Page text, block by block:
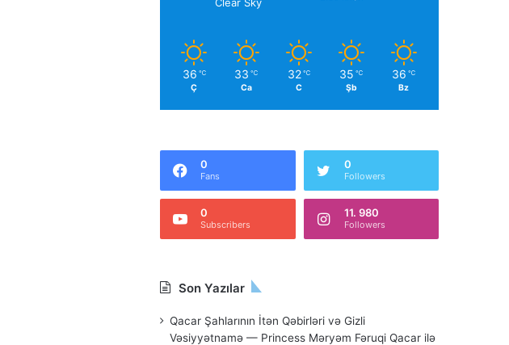
36 ℃
Ç
33 ℃
Ca
32 ℃
C
35 ℃
Şb
36 ℃
Bz
0
Fans
0
Followers
0
Subscribers
11. 980
Followers
Son Yazılar
Qacar Şahlarının İtən Qəbirləri və Gizli
Vəsiyyətnamə — Princess Məryəm Fəruqi Qacar ilə